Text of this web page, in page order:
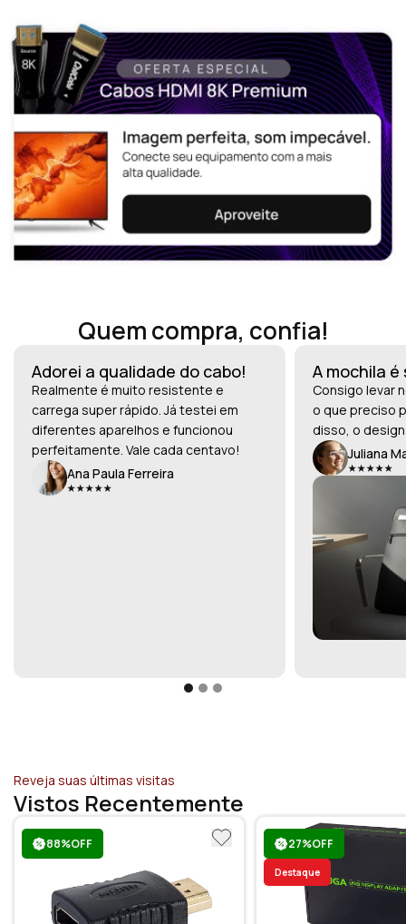
Quem compra, confia!
Adorei a qualidade do cabo!
Realmente é muito resistente e
carrega super rápido. Já testei em
diferentes aparelhos e funcionou
perfeitamente. Vale cada centavo!
Ana Paula Ferreira
A mochila
Consigo levar
o que preciso
disso, o
Juliana
Reveja suas últimas visitas
Vistos Recentemente
88%OFF 27%OFF
Destaque